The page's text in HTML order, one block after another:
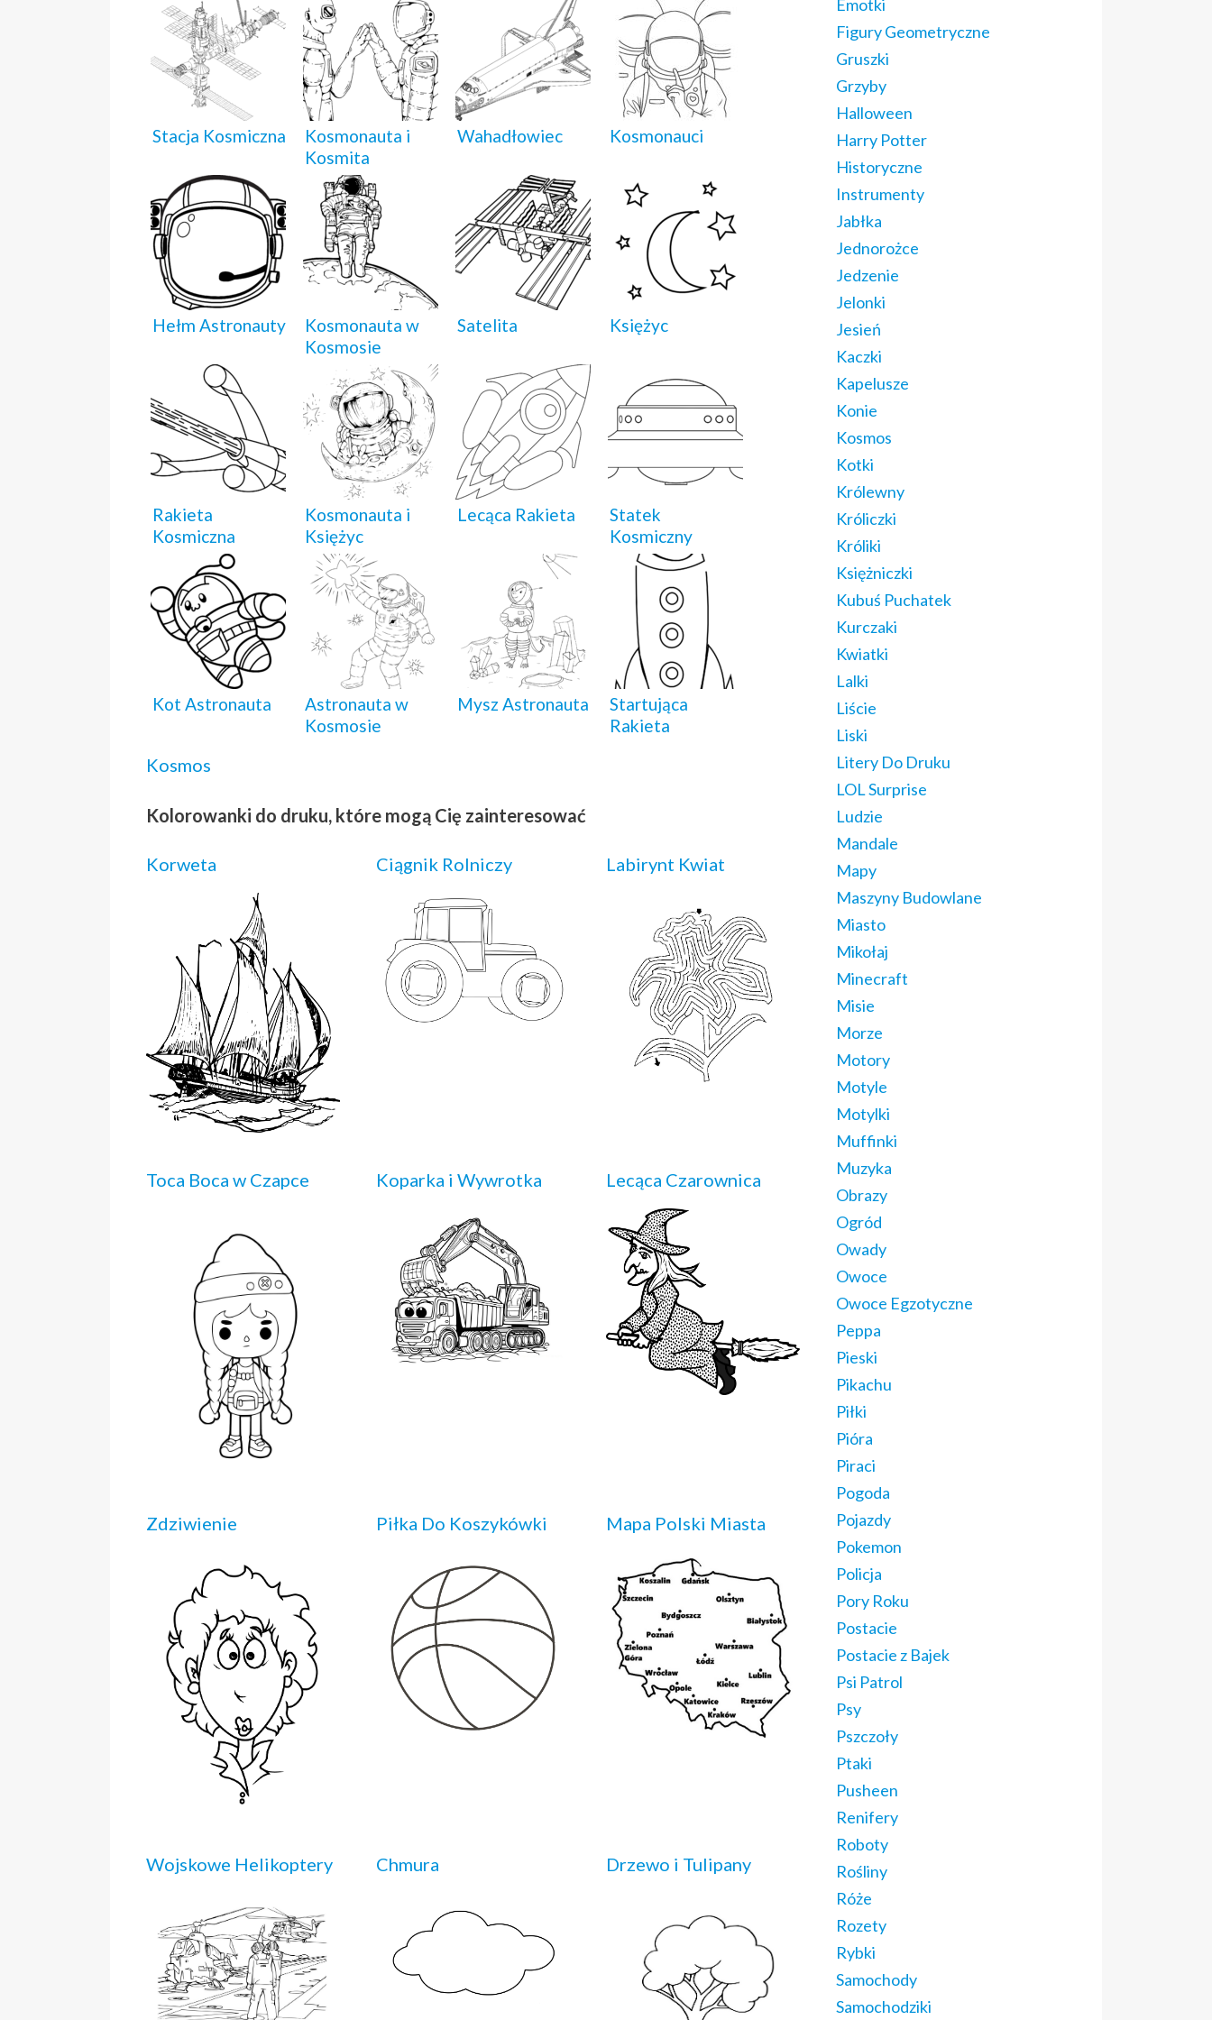
Stacja Kosmiczna
Kosmonauta i
Kosmita
Wahadłowiec Kosmonauci
Hełm Astronauty
Kosmonauta w
Kosmosie
Satelita Księżyc
Rakieta
Kosmiczna
Kosmonauta i
Księżyc
Lecąca Rakieta
Statek
Kosmiczny
Kot Astronauta
Astronauta w
Kosmosie
Mysz Astronauta
Startująca
Rakieta
Kosmos
Kolorowanki do druku, które mogą Cię zainteresować
Korweta Ciągnik Rolniczy Labirynt Kwiat
Toca Boca w Czapce Koparka i Wywrotka Lecąca Czarownica
Zdziwienie Piłka Do Koszykówki Mapa Polski Miasta
Wojskowe Helikoptery Chmura Drzewo i Tulipany
Emotki
Figury Geometryczne
Gruszki
Grzyby
Halloween
Harry Potter
Historyczne
Instrumenty
Jabłka
Jednorożce
Jedzenie
Jelonki
Jesień
Kaczki
Kapelusze
Konie
Kosmos
Kotki
Królewny
Króliczki
Króliki
Księżniczki
Kubuś Puchatek
Kurczaki
Kwiatki
Lalki
Liście
Liski
Litery Do Druku
LOL Surprise
Ludzie
Mandale
Mapy
Maszyny Budowlane
Miasto
Mikołaj
Minecraft
Misie
Morze
Motory
Motyle
Motylki
Muffinki
Muzyka
Obrazy
Ogród
Owady
Owoce
Owoce Egzotyczne
Peppa
Pieski
Pikachu
Piłki
Pióra
Piraci
Pogoda
Pojazdy
Pokemon
Policja
Pory Roku
Postacie
Postacie z Bajek
Psi Patrol
Psy
Pszczoły
Ptaki
Pusheen
Renifery
Roboty
Rośliny
Róże
Rozety
Rybki
Samochody
Samochodziki